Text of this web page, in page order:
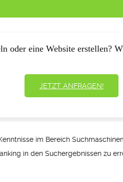
oder eine Website erstellen?
JETZT ANFRAGEN!
im Bereich
in den Suchergebnissen zu